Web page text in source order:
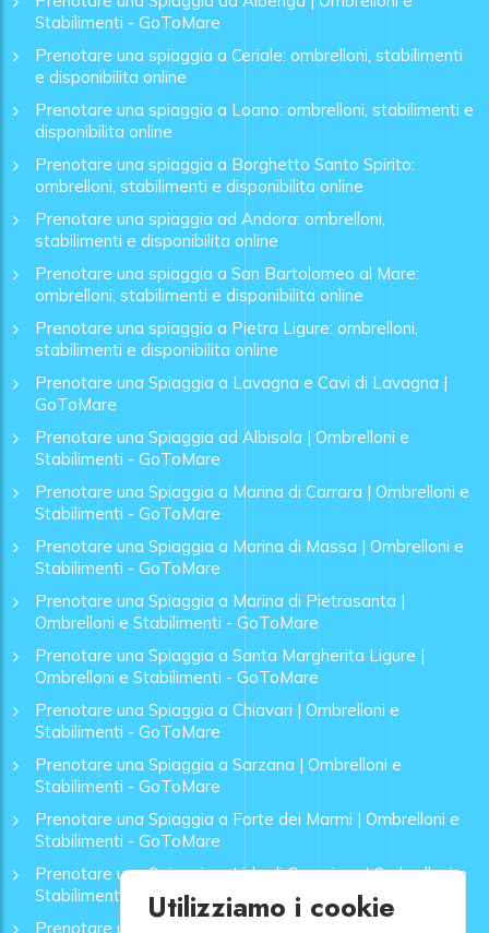
Stabilimenti - GoToMare
Prenotare una spiaggia a Ceriale: ombrelloni, stabilimenti
e disponibilita online
Prenotare una spiaggia a Loano: ombrelloni, stabilimenti e
disponibilita online
Prenotare una spiaggia a Borghetto Santo Spirito:
ombrelloni, stabilimenti e disponibilita online
Prenotare una spiaggia ad Andora: ombrelloni,
stabilimenti e disponibilita online
Prenotare una spiaggia a San Bartolomeo al Mare:
ombrelloni, stabilimenti e disponibilita online
Prenotare una spiaggia a Pietra Ligure: ombrelloni,
stabilimenti e disponibilita online
Prenotare una Spiaggia a Lavagna e Cavi di Lavagna |
GoToMare
Prenotare una Spiaggia ad Albisola | Ombrelloni e
Stabilimenti - GoToMare
Prenotare una Spiaggia a Marina di Carrara | Ombrelloni e
Stabilimenti - GoToMare
Prenotare una Spiaggia a Marina di Massa | Ombrelloni e
Stabilimenti - GoToMare
Prenotare una Spiaggia a Marina di Pietrasanta |
Ombrelloni e Stabilimenti - GoToMare
Prenotare una Spiaggia a Santa Margherita Ligure |
Ombrelloni e Stabilimenti - GoToMare
Prenotare una Spiaggia a Chiavari | Ombrelloni e
Stabilimenti - GoToMare
Prenotare una Spiaggia a Sarzana | Ombrelloni e
Stabilimenti - GoToMare
Prenotare una Spiaggia a Forte dei Marmi | Ombrelloni e
Stabilimenti - GoToMare
Prenotare una Spiaggia a Lido di Camaiore | Ombrelloni e
Stabilimenti - GoToMare
Prenotare una Spiaggia a Rapallo | Ombrelloni e
Utilizziamo i cookie